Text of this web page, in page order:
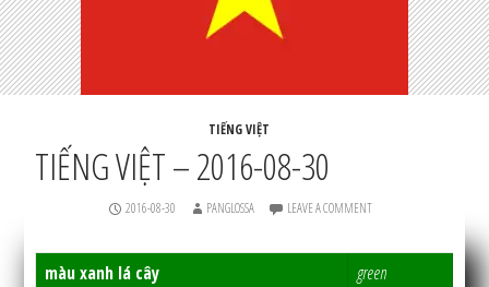
TIẾNG VIỆT
TIẾNG VIỆT – 2016-08-30
2016-08-30 PANGLOSSA LEAVE A COMMENT
màu xanh lá cây
green